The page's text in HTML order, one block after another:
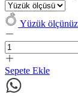
Yüzük
Sepete Ekle